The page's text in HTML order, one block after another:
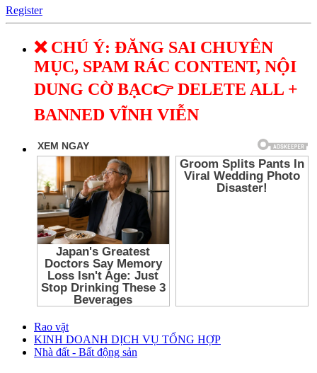
Register
❌ CHÚ Ý: ĐĂNG SAI CHUYÊN
MỤC, SPAM RÁC CONTENT, NỘI
DUNG CỜ BẠC👉 DELETE ALL +
BANNED VĨNH VIỄN
Rao vặt
KINH DOANH DỊCH VỤ TỔNG HỢP
Nhà đất - Bất động sản